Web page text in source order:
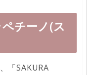
チーノ(ス
「SAKURA